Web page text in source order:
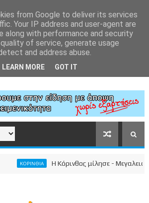
ΚΟΡΙΝΘΙΑ Η Κόρινθος μίλησε - Μεγαλειώδης
from Google to deliver its services
Your IP address and user-agent are
along with performance and security
of service, generate usage
and address abuse.
LEARN MORE GOT IT